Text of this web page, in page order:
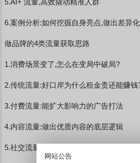
6.案例分析:如何挖掘自身亮点,做出差异
做品牌的4类流量获取思路
1.消费场景变了,怎么在变局中破局?
2.传统流量:好口岸为什么租金贵还能赚钱
3.付费流量:能扩大影响力的广告打法
4.内容流量:做出优质内容的底层逻辑
5.社交流量:i让用户主动帮你赢得市场
网站公告